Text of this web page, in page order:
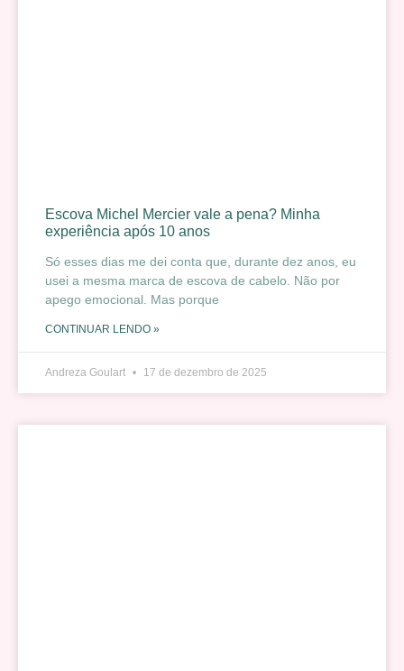
Escova Michel Mercier vale a pena? Minha
experiência após 10 anos
Só esses dias me dei conta que, durante dez anos, eu
usei a mesma marca de escova de cabelo. Não por
apego emocional. Mas porque
CONTINUAR LENDO »
Andreza Goulart 17 de dezembro de 2025